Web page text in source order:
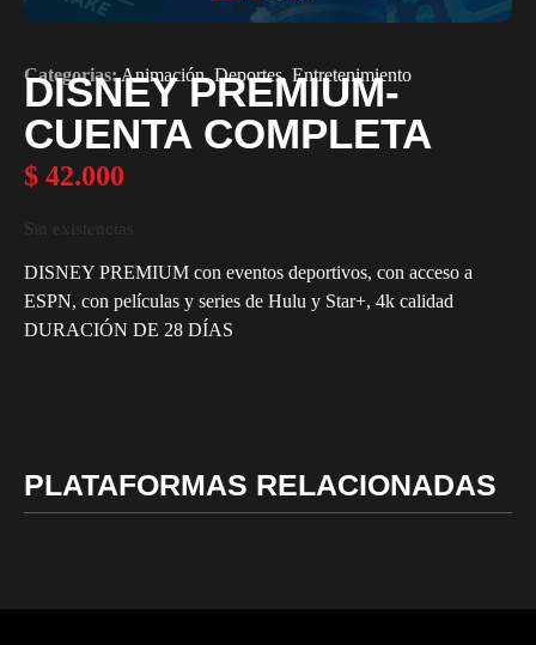
Categorias: Animación,Deportes, Entretenimiento
DISNEY PREMIUM-
CUENTA COMPLETA
$ 42.000
Sin existencias
DISNEY PREMIUM con eventos deportivos, con acceso a
ESPN, con películas y series de Hulu y Star+, 4k calidad
DURACIÓN DE 28 DÍAS
PLATAFORMAS RELACIONADAS